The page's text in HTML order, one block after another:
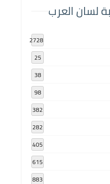
لسان العرب
2728
25
38
98
382
282
405
615
883